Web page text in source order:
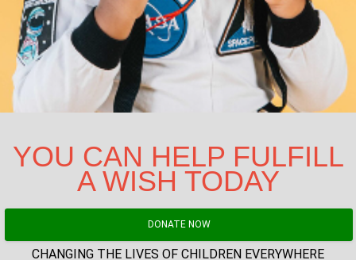
YOU CAN HELP FULFILL
A WISH TODAY
DONATE NOW
CHANGING THE LIVES OF CHILDREN EVERYWHERE